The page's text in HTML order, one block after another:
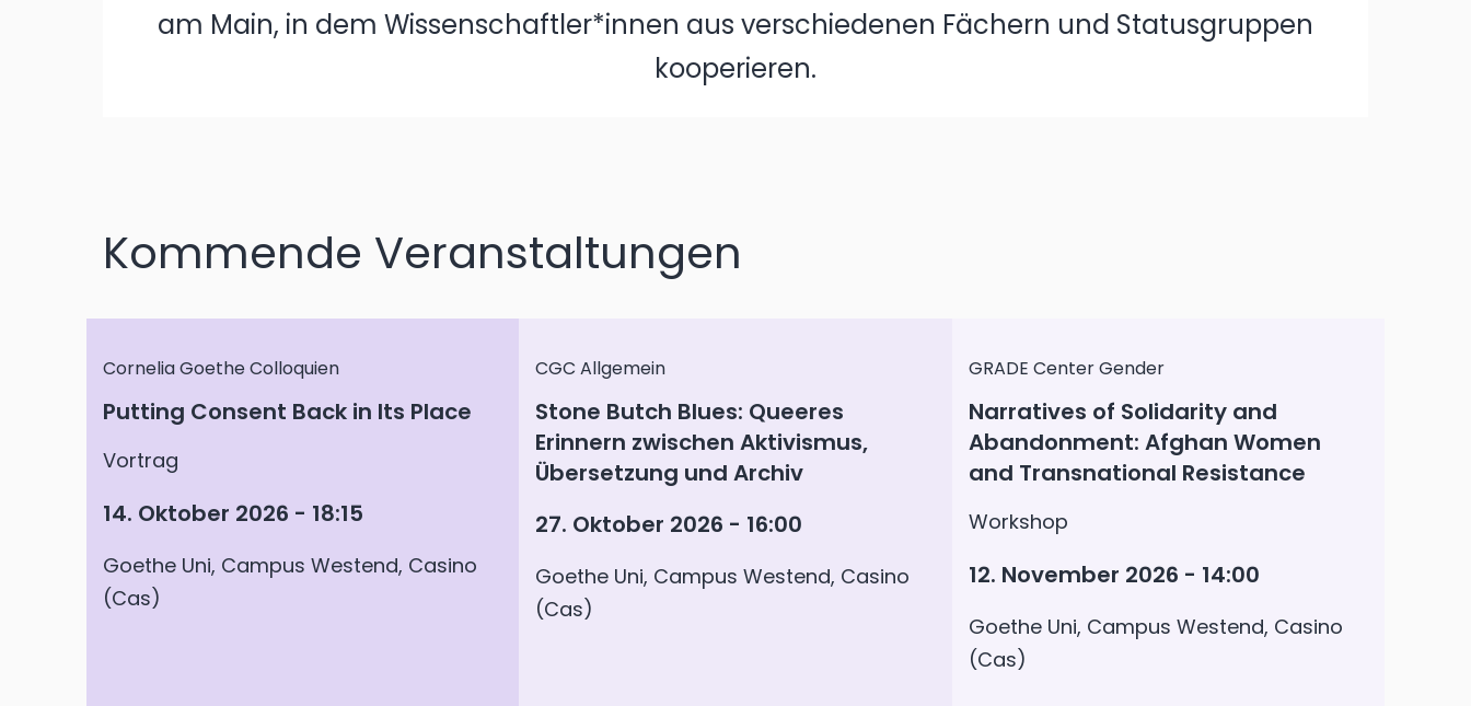
am Main, in dem Wissenschaftler*innen aus verschiedenen Fächern und Statusgruppen
kooperieren.
Kommende Veranstaltungen
Cornelia Goethe Colloquien
Putting Consent Back in Its Place
Vortrag
14. Oktober 2026 - 18:15
Goethe Uni, Campus Westend, Casino
(Cas)
CGC Allgemein
Stone Butch Blues: Queeres
Erinnern zwischen Aktivismus,
Übersetzung und Archiv
27. Oktober 2026 - 16:00
Goethe Uni, Campus Westend, Casino
(Cas)
GRADE Center Gender
Narratives of Solidarity and
Abandonment: Afghan Women
and Transnational Resistance
Workshop
12. November 2026 - 14:00
Goethe Uni, Campus Westend, Casino
(Cas)